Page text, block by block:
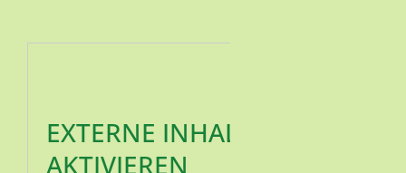
EXTERNE INHALTE
AKTIVIEREN